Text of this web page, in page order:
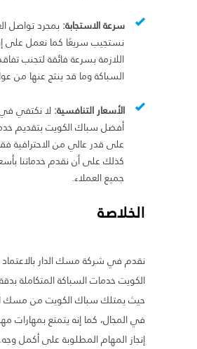
سرعة الاستجابة:بمجرد تواصل
نستجيب سريعًا كما نعمل على
اللازمة بسرعة فائقة لتجنب
السباكة وما قد ينتج عنها من
الأسعار التنافسية:لا نكتفي
أفضل سباك الكويتبتقديم
على قدر عالي من الاحترافية
كذلك على أن نقدم خدماتنا
جميع العملاء.
الخلاصة
نقدم في شركة مسك الدار
الكويت خدمات السباكة المتكاملة بدقة
حيث يمتلك سباك الكويت من مسك
في المجال، كما إنه يتمتع بمهارات
إنجاز المهام المطلوبة على أكمل وجه.